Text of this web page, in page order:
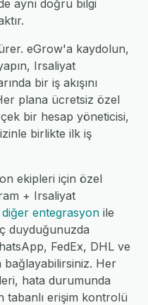
aynı doğru bilgi
eGrow'a kaydolun,
Irsaliyat
bir iş akışını
plana ücretsiz özel
bir hesap yöneticisi,
birlikte ilk iş
ekipleri için özel
+ Irsaliyat
entegrasyon ile
duyduğunuzda
FedEx, DHL ve
bağlayabilirsiniz. Her
hata durumunda
tabanlı erişim kontrolü